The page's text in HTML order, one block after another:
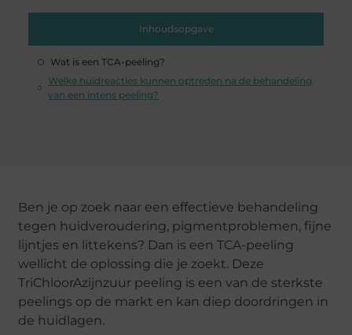
Inhoudsopgave
Wat is een TCA-peeling?
Welke huidreacties kunnen optreden na de behandeling
van een intens peeling?
Ben je op zoek naar een effectieve behandeling
tegen huidveroudering, pigmentproblemen, fijne
lijntjes en littekens? Dan is een TCA-peeling
wellicht de oplossing die je zoekt. Deze
TriChloorAzijnzuur peeling is een van de sterkste
peelings op de markt en kan diep doordringen in
de huidlagen.